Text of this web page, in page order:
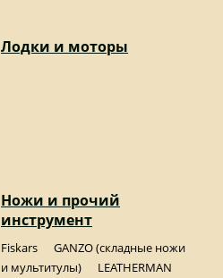
Лодки и моторы
Ножи и прочий
инструмент
Fiskars
GANZO (складные ножи
и мультитулы)
LEATHERMAN